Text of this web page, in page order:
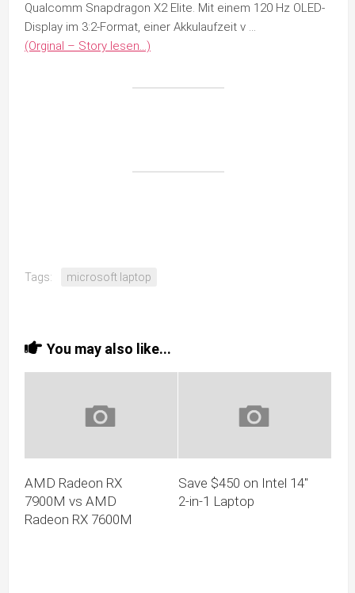
Qualcomm Snapdragon X2 Elite. Mit einem 120 Hz OLED-
Display im 3:2-Format, einer Akkulaufzeit v …
(Orginal – Story lesen…)
Tags: microsoft laptop
You may also like...
AMD Radeon RX
7900M vs AMD
Radeon RX 7600M
Save $450 on Intel 14″
2-in-1 Laptop